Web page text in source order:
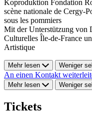
Koproduktion Fondation
scène nationale de Cergy-
sous les pommiers
Mit der Unterstützung von
Culturelles Île-de-France
Artistique
Mehr lesen Weniger
An einen Kontakt
Mehr lesen Weniger
Tickets